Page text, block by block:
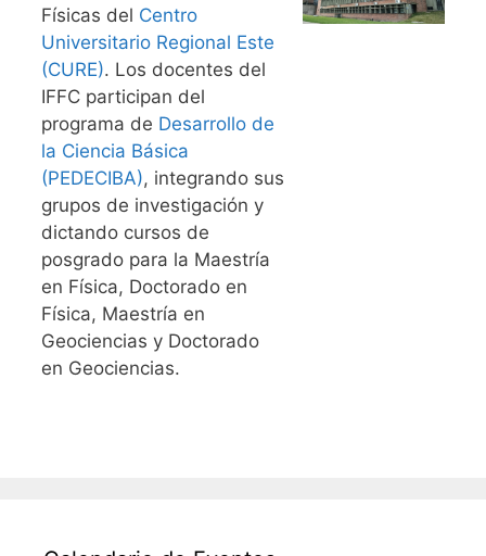
Físicas del Centro
Universitario Regional Este
(CURE). Los docentes del
IFFC participan del
programa de Desarrollo de
la Ciencia Básica
(PEDECIBA), integrando sus
grupos de investigación y
dictando cursos de
posgrado para la Maestría
en Física, Doctorado en
Física, Maestría en
Geociencias y Doctorado
en Geociencias.